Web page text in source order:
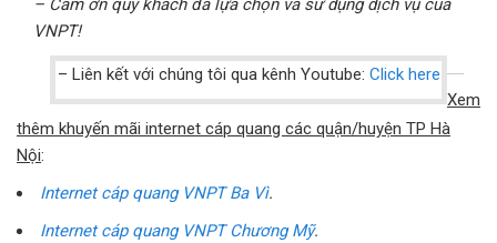
– Cảm ơn quý khách đã lựa chọn và sử dụng dịch vụ của
VNPT!
– Liên kết với chúng tôi qua kênh Youtube: Click here
Xem
thêm khuyến mãi internet cáp quang các quận/huyện TP Hà
Nội:
Internet cáp quang VNPT Ba Vì.
Internet cáp quang VNPT Chương Mỹ.